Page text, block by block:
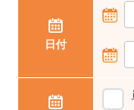
日付